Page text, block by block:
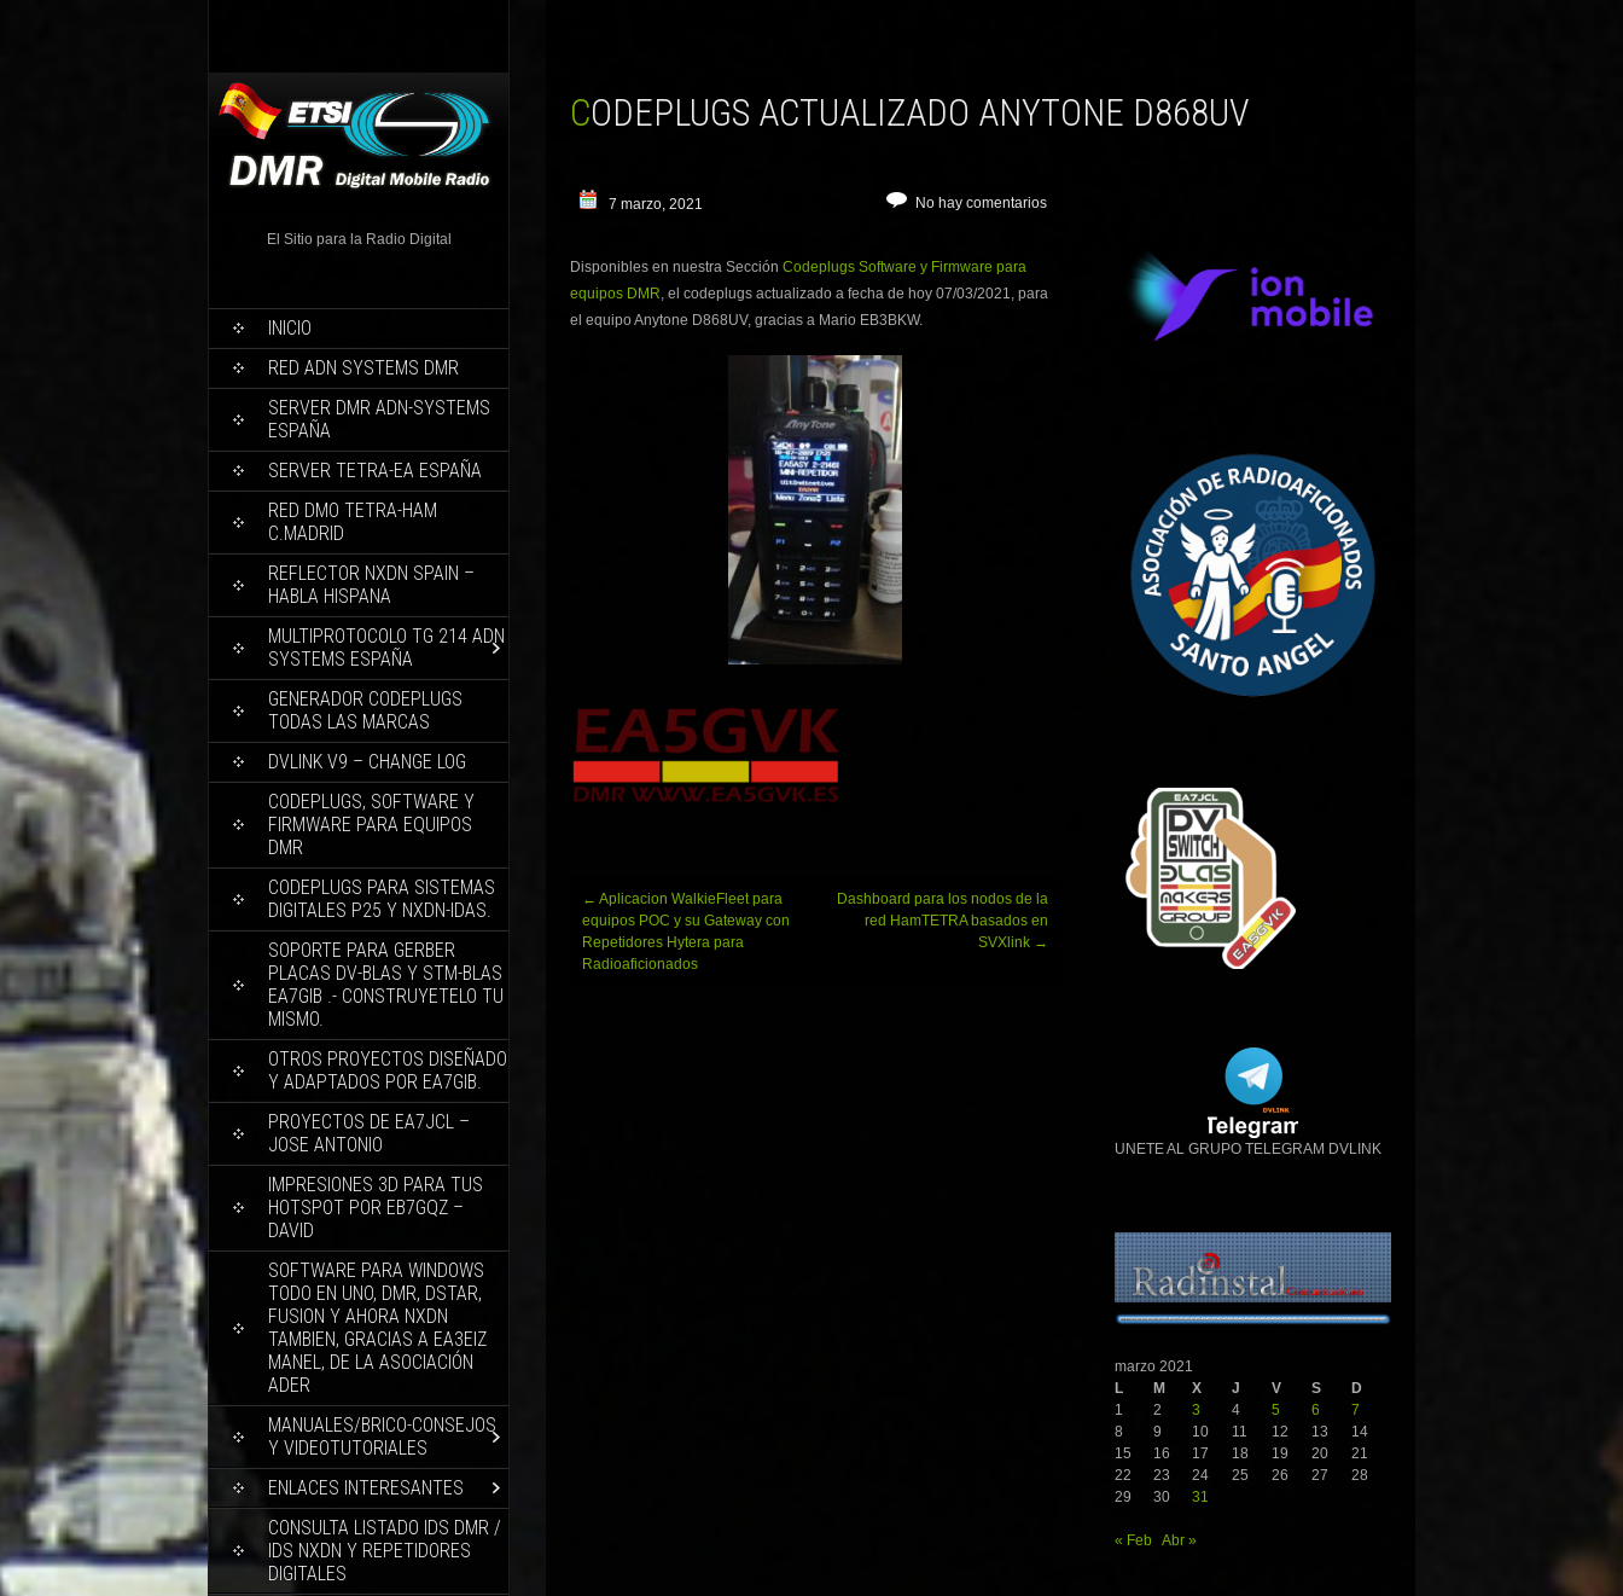
El Sitio para la Radio Digital
INICIO
RED ADN SYSTEMS DMR
SERVER DMR ADN-SYSTEMS
ESPAÑA
SERVER TETRA-EA ESPAÑA
RED DMO TETRA-HAM
C.MADRID
REFLECTOR NXDN SPAIN –
HABLA HISPANA
MULTIPROTOCOLO TG 214 ADN
SYSTEMS ESPAÑA
GENERADOR CODEPLUGS
TODAS LAS MARCAS
DVLINK V9 – CHANGE LOG
CODEPLUGS, SOFTWARE Y
FIRMWARE PARA EQUIPOS
DMR
CODEPLUGS PARA SISTEMAS
DIGITALES P25 Y NXDN-IDAS.
SOPORTE PARA GERBER
PLACAS DV-BLAS Y STM-BLAS
EA7GIB .- CONSTRUYETELO TU
MISMO.
OTROS PROYECTOS DISEÑADO
Y ADAPTADOS POR EA7GIB.
PROYECTOS DE EA7JCL –
JOSE ANTONIO
IMPRESIONES 3D PARA TUS
HOTSPOT POR EB7GQZ –
DAVID
SOFTWARE PARA WINDOWS
TODO EN UNO, DMR, DSTAR,
FUSION Y AHORA NXDN
TAMBIEN, GRACIAS A EA3EIZ
MANEL, DE LA ASOCIACIÓN
ADER
MANUALES/BRICO-CONSEJOS
Y VIDEOTUTORIALES
ENLACES INTERESANTES
CONSULTA LISTADO IDS DMR /
IDS NXDN Y REPETIDORES
DIGITALES
CODEPLUGS ACTUALIZADO ANYTONE D868UV
7 marzo, 2021 No hay comentarios
Disponibles en nuestra Sección Codeplugs Software y Firmware para
equipos DMR, el codeplugs actualizado a fecha de hoy 07/03/2021, para
el equipo Anytone D868UV, gracias a Mario EB3BKW.
Navegación
de
entradas
← Aplicacion WalkieFleet para
equipos POC y su Gateway con
Repetidores Hytera para
Radioaficionados
Dashboard para los nodos de la
red HamTETRA basados en
SVXlink →
UNETE AL GRUPO TELEGRAM DVLINK
marzo 2021
L
M X J V S
D
1
2 3 4 5 6
7
8
9 10 11 12 13
14
15
16 17 18 19 20
21
22
23 24 25 26 27
28
29
30 31
« Feb Abr »